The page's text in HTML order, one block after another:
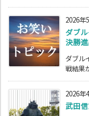
2026年
ダブ
決勝
ダブル
戦結果
2026年
武田